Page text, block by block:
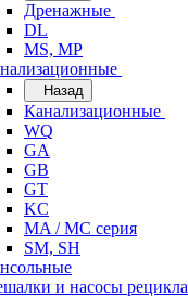
Дренажные
DL
MS, MP
Назад
Канализационные
WQ
GA
GB
GT
KC
MA / MC серия
SM, SH
и насосы рецикла